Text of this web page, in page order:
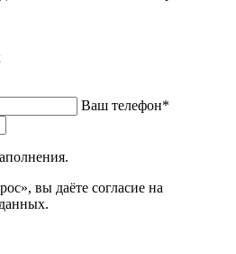
Ваш телефон*
вы даёте согласие на